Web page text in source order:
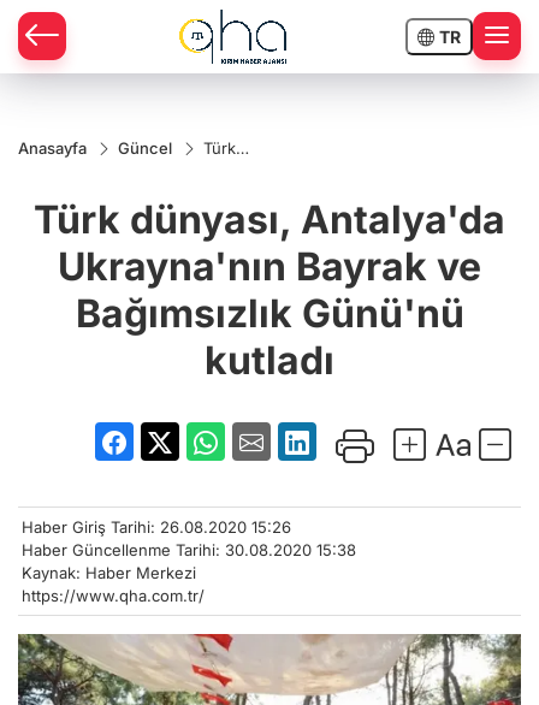
TR
Anasayfa Güncel
Türk
Bayrak ve
Bağımsızlık
Günü'nü
kutladı
Türk dünyası, Antalya'da
Ukrayna'nın Bayrak ve
Bağımsızlık Günü'nü
kutladı
Haber Giriş Tarihi: 26.08.2020 15:26
Haber Güncellenme Tarihi: 30.08.2020 15:38
Kaynak: Haber Merkezi
https://www.qha.com.tr/